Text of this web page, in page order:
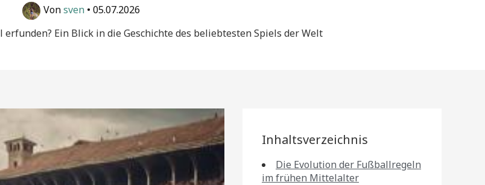
Vonsven • 05.07.2026
Ein Blick in die Geschichte des beliebtesten Spiels der Welt
Inhaltsverzeichnis
Die Evolution der Fußballregeln
im frühen Mittelalter